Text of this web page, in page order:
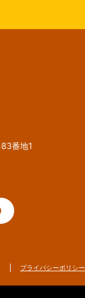
番地1
プライバシーポリシー